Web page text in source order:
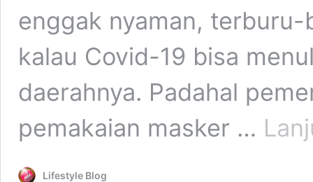
enggak nyaman,
kalau Covid-19 bisa
daerahnya. Padahal
pemakaian masker …
Lifestyle Blog